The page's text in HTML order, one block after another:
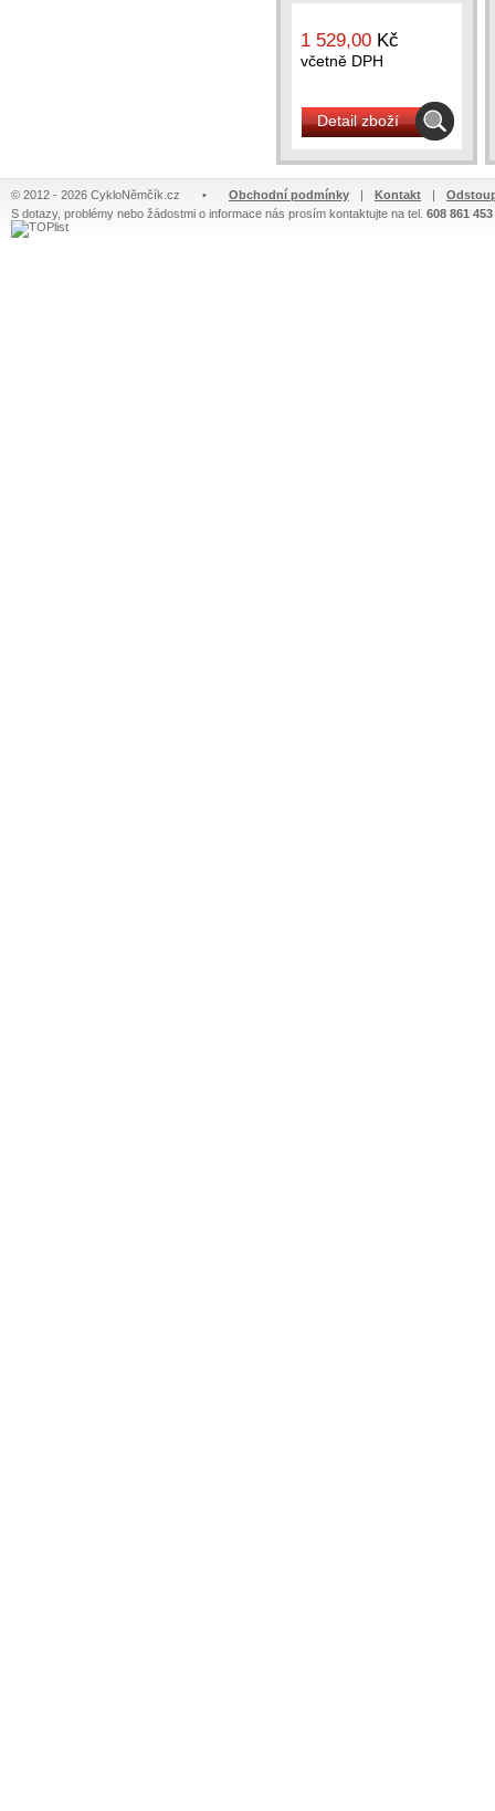
1 529,00 Kč
včetně DPH
Detail zboží
© 2012 - 2026 CykloNěmčík.cz • Obchodní podmínky | Kontakt |
S dotazy, problémy nebo žádostmi o informace nás prosím kontaktujte na tel. 608 861 453